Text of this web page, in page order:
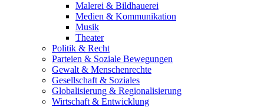
Malerei & Bildhauerei
Medien & Kommunikation
Musik
Theater
Politik & Recht
Parteien & Soziale Bewegungen
Gewalt & Menschenrechte
Gesellschaft & Soziales
Globalisierung & Regionalisierung
Wirtschaft & Entwicklung